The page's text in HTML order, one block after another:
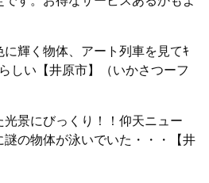
に輝く物体、アート列車を見てｷ
しい【井原市】（いかさつーフ
光景にびっくり！！仰天ニュー
の物体が泳いでいた・・・【井